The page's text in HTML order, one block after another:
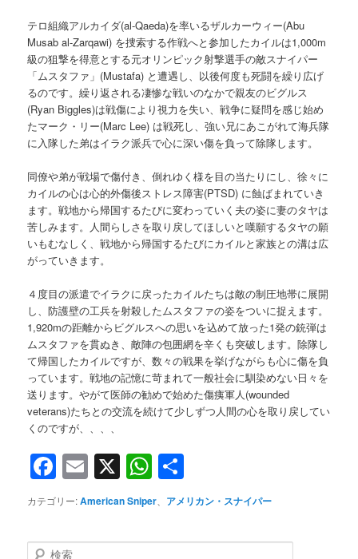
テロ組織アルカイダ(al-Qaeda)を率いるザルカーウィー(Abu
Musab al-Zarqawi) を捜索する作戦へと参加したカイルは1,000m
級の狙撃を得意とする元オリンピック射撃選手の敵スナイパー
「ムスタファ」(Mustafa) と遭遇し、以後何度も死闘を繰り広げ
るのです。繰り返される凄惨な戦いのなかで親友のビグルス
(Ryan Biggles)は戦傷により視力を失い、戦争に疑問を感じ始め
たマーク・リー(Marc Lee) は戦死し、強い兄にあこがれて海兵隊
に入隊した弟はイラク派兵で心に深い傷を負って除隊します。
同僚や弟が戦場で傷付き、倒れゆく様を目の当たりにし、徐々に
カイルの心は心的外傷後ストレス障害(PTSD) に蝕ばまれていき
ます。戦地から帰国するたびに変わっていく夫の姿に妻のタヤは
苦しみます。人間らしさを取り戻してほしいと嘆願するタヤの願
いもむなしく、戦地から帰国するたびにカイルと家族との溝は広
がっていきます。
４度目の派遣でイラクに戻ったカイルたちは敵の制圧地帯に展開
し、防護壁の工兵を射殺したムスタファの姿をついに捉えます。
1,920mの距離からビグルスへの思いを込めて放った1発の銃弾は
ムスタファを貫ぬき、敵陣の包囲網を辛くも突破します。除隊し
て帰国したカイルですが、数々の戦果を挙げながらも心に傷を負
っています。戦地の記憶に苛まれて一般社会に馴染めない日々を
送ります。やがて医師の勧めで始めた傷痍軍人(wounded
veterans)たちとの交流を続けて少しずつ人間の心を取り戻してい
くのですが、、、、
Facebook
Email
X WhatsApp
有
カテゴリー:American Sniper アメリカン・スナイパー
検